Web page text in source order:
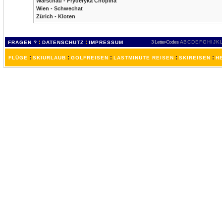
Wien - Schwechat
Zürich - Kloten
FRAGEN ? : DATENSCHUTZ : IMPRESSUM 3 Letter-Codes ABCDEFGH IJKL
FLÜGE : SKIURLAUB : GOLFREISEN : LASTMINUTE REISEN : SKIREISEN :